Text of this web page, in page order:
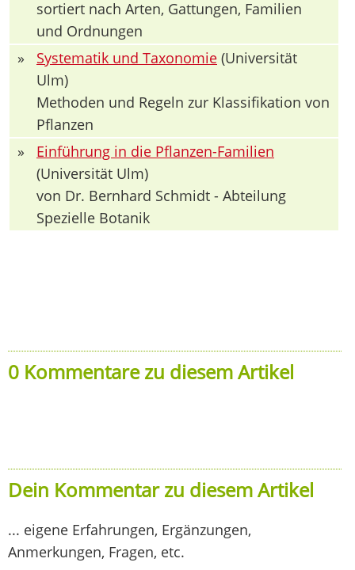
sortiert nach Arten, Gattungen, Familien
und Ordnungen
»
Systematik und Taxonomie (Universität
Ulm)
Methoden und Regeln zur Klassifikation von
Pflanzen
»
Einführung in die Pflanzen-Familien
(Universität Ulm)
von Dr. Bernhard Schmidt - Abteilung
Spezielle Botanik
0 Kommentare zu diesem Artikel
Dein Kommentar zu diesem Artikel
... eigene Erfahrungen, Ergänzungen,
Anmerkungen, Fragen, etc.